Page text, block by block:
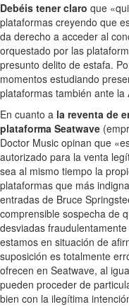
Debéis tener claro que
plataformas creyendo que
da derecho a acceder al
orquestado por las
presunto delito de estafa.
momentos estudiando
plataformas también ante la
En cuanto a la reventa de
plataforma Seatwave
Doctor Music opinan que
autorizado para la venta
sea al mismo tiempo la
plataformas que más
entradas de Bruce
comprensible sospecha de
desviadas
estamos en situación de
suposición es totalmente
ofrecen en Seatwave, al
pueden proceder de
bien con la ilegítima